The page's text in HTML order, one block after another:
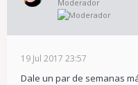
Moderador
19 Jul 2017 23:57
Dale un par de semanas